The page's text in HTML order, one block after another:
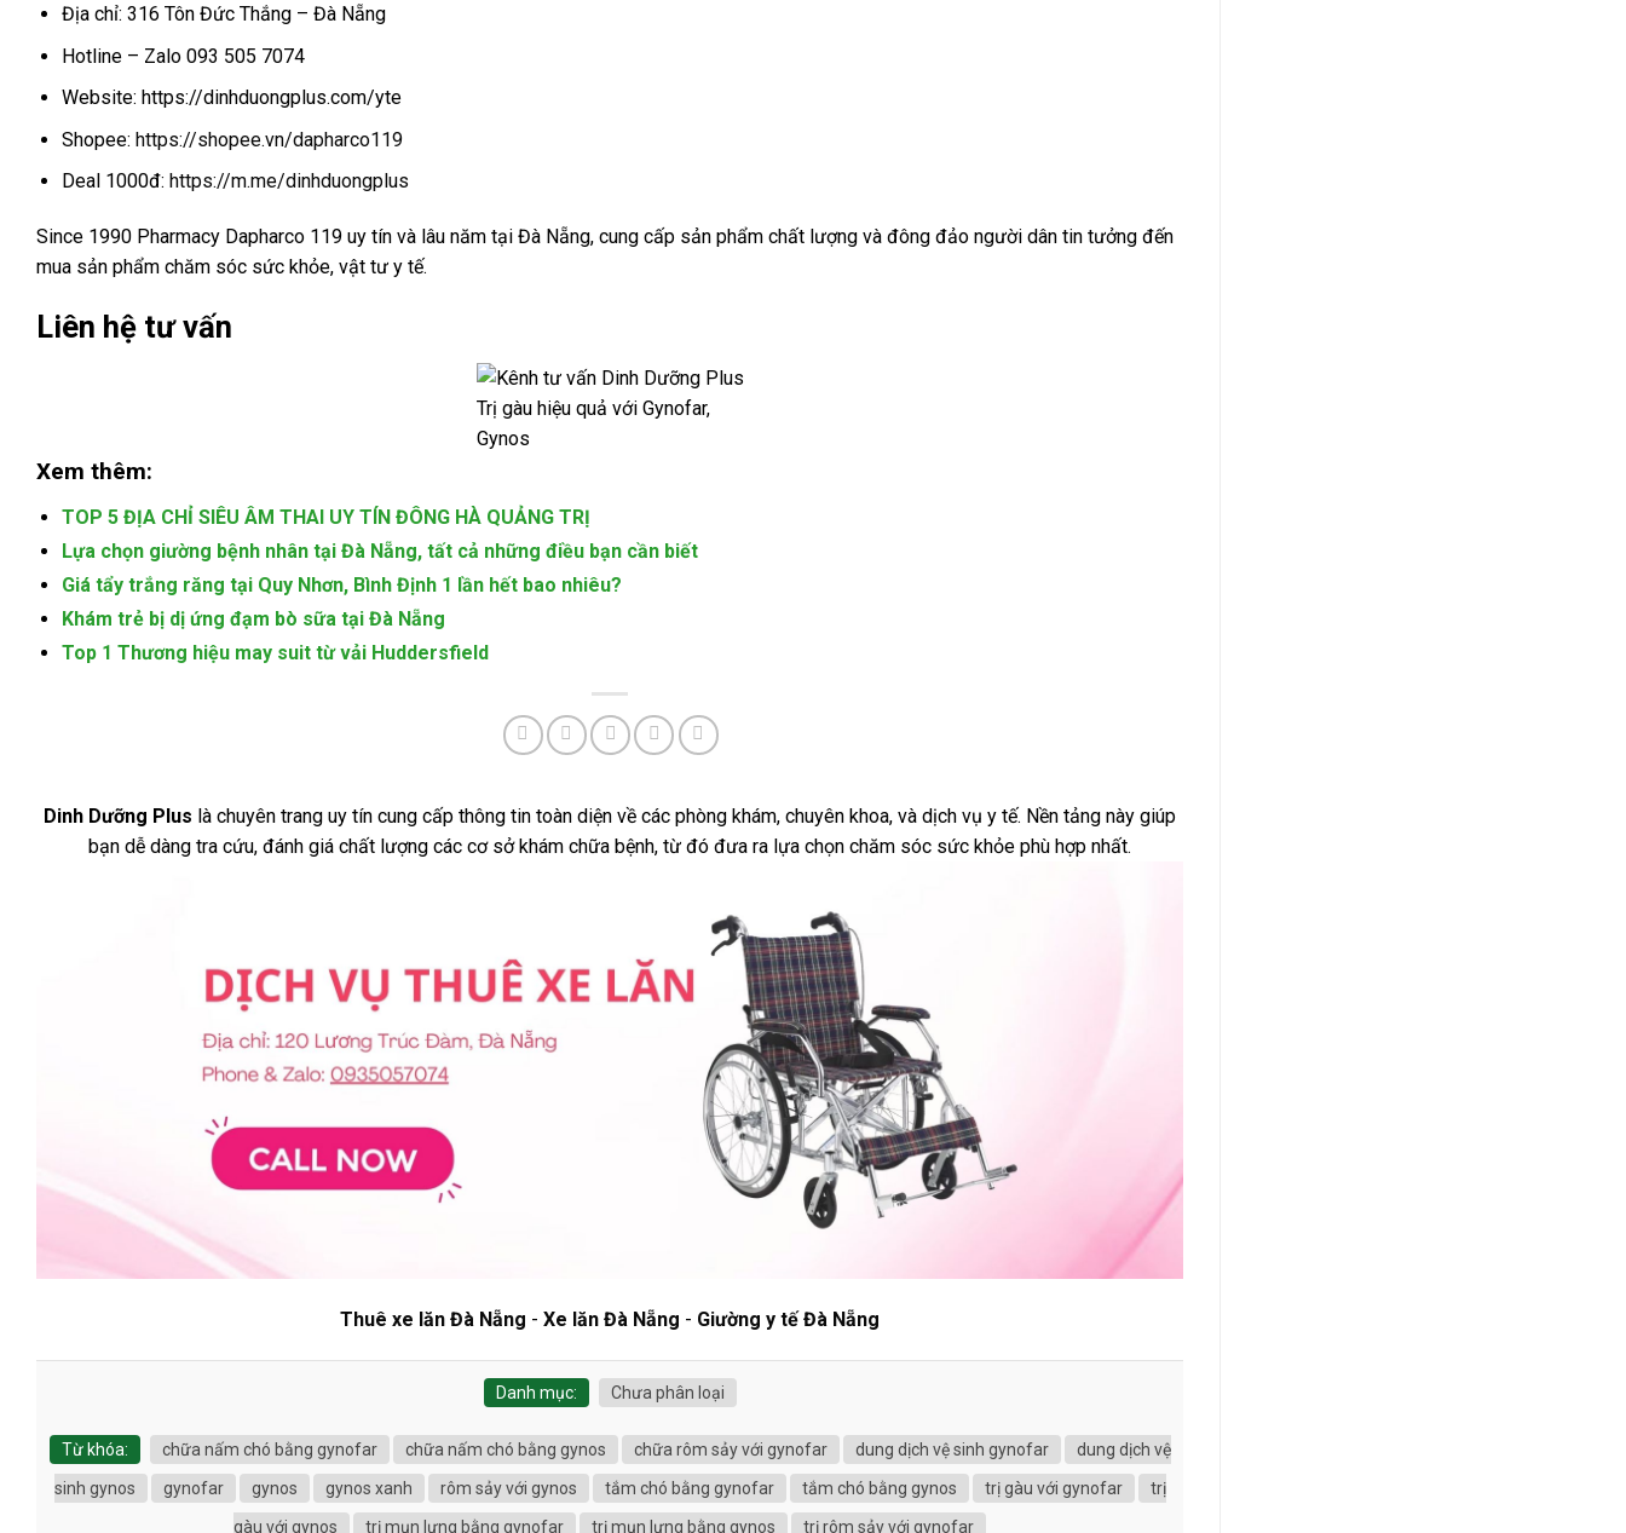
Địa chỉ: 316 Tôn Đức Thắng – Đà Nẵng
Hotline – Zalo 093 505 7074
Website: https://dinhduongplus.com/yte
Shopee: https://shopee.vn/dapharco119
Deal 1000đ: https://m.me/dinhduongplus
Since 1990 Pharmacy Dapharco 119 uy tín và lâu năm tại Đà Nẵng, cung cấp sản phẩm chất lượng và đông đảo người dân tin tưởng đến
mua sản phẩm chăm sóc sức khỏe, vật tư y tế.
Liên hệ tư vấn
Trị gàu hiệu quả với Gynofar,
Gynos
Xem thêm:
TOP 5 ĐỊA CHỈ SIÊU ÂM THAI UY TÍN ĐÔNG HÀ QUẢNG TRỊ
Lựa chọn giường bệnh nhân tại Đà Nẵng, tất cả những điều bạn cần biết
Giá tẩy trắng răng tại Quy Nhơn, Bình Định 1 lần hết bao nhiêu?
Khám trẻ bị dị ứng đạm bò sữa tại Đà Nẵng
Top 1 Thương hiệu may suit từ vải Huddersfield
Dinh Dưỡng Plus là chuyên trang uy tín cung cấp thông tin toàn diện về các phòng khám, chuyên khoa, và dịch vụ y tế. Nền tảng này giúp
bạn dễ dàng tra cứu, đánh giá chất lượng các cơ sở khám chữa bệnh, từ đó đưa ra lựa chọn chăm sóc sức khỏe phù hợp nhất.
Thuê xe lăn Đà Nẵng - Xe lăn Đà Nẵng - Giường y tế Đà Nẵng
Danh mục: Chưa phân loại
Từ khóa: chữa nấm chó bằng gynofar chữa nấm chó bằng gynos chữa rôm sảy với gynofar dung dịch vệ sinh gynofar
dung dịch vệ
sinh gynos
gynofar gynos gynos xanh rôm sảy với gynos tắm chó bằng gynofar tắm chó bằng gynos trị gàu với gynofar
trị
gàu với gynos
trị mụn lưng bằng gynofar trị mụn lưng bằng gynos trị rôm sảy với gynofar